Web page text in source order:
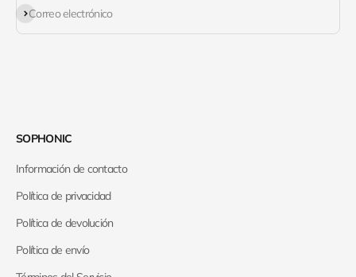
Correo electrónico
Suscribirse
SOPHONIC
Información de contacto
Política de privacidad
Política de devolución
Política de envío